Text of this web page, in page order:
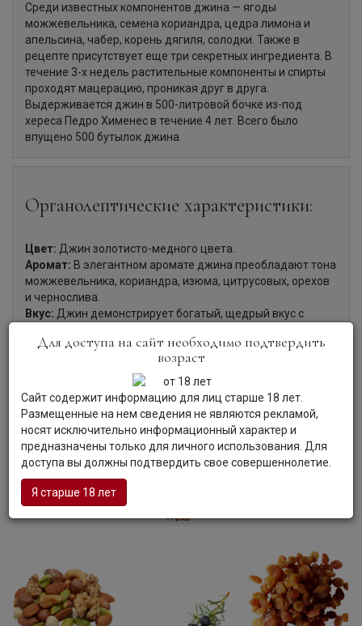
Среди известных компонентов джина — ягоды
можжевельника, семена кориандра, цедра лимона и
апельсина, чабер, корень дягиля, солодки. Также в
рецепте присутствует еще три секретных ингредиента. В
течение 3-х недель растительные компоненты и спирты
проходят мацерацию, проникая друг в друга.
Выдерживается джин в 500-литровой бочке из-под
хереса Педро Хименес в течение 4 лет. Всего было
впущено 500 бутылок джина.
Органолептические характеристики:
Цвет: Джин золотисто-медного цвета.
Аромат: В элегантном аромате джина преобладают тона
можжевельника, кориандра, изюма, цитрусовых, орехов
и чернослива.
Вкус: Джин демонстрирует богатый, щедрый вкус с
округлым послевкусием.
Джин принято пить самостоятельно, а
также в сочетании с тоником, вермутом или сухим
мартини.
Для доступа на сайт необходимо подтвердить
возраст
Сайт содержит информацию для лиц старше 18 лет.
Размещенные на нем сведения не являются рекламой,
носят исключительно информационный характер и
предназначены только для личного использования. Для
доступа вы должны подтвердить свое совершеннолетие.
Я старше 18 лет